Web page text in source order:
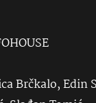
Brčkalo,